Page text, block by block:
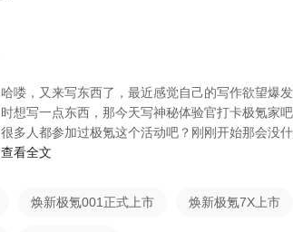
哈喽，又来写东西了，最近感觉自己的写作欲望爆
时想写一点东西，那今天写神秘体验官打卡极氪家
很多人都参加过极氪这个活动吧？刚刚开始那会没什
名，
查看全文
焕新极氪001正式上市 焕新极氪7X上市